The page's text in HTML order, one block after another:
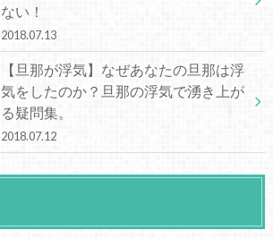
ない！
2018.07.13
【旦那が浮気】なぜあなたの旦那は浮
気をしたのか？旦那の浮気で湧き上が
る疑問集。
2018.07.12